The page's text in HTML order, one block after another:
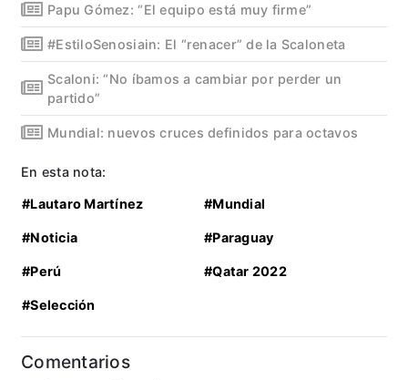
Papu Gómez: “El equipo está muy firme”
#EstiloSenosiain: El “renacer” de la Scaloneta
Scaloni: “No íbamos a cambiar por perder un
partido”
Mundial: nuevos cruces definidos para octavos
En esta nota:
#Lautaro Martínez #Mundial
#Noticia #Paraguay
#Perú #Qatar 2022
#Selección
Comentarios